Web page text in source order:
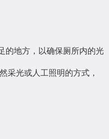
的地方，以确保厕所内的光
采光或人工照明的方式，